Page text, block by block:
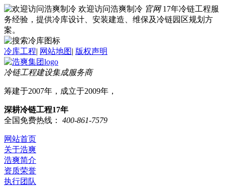
欢迎访问浩爽制冷 官网 17年冷链工程服
务经验，提供冷库设计、安装建造、维保及冷链园区规划方
案。
冷库工程| 网站地图| 版权声明
冷链工程建设集成服务商
筹建于2007年，成立于2009年，
深耕冷链工程17年
全国免费热线：
400-861-7579
网站首页
关于浩爽
浩爽简介
资质荣誉
执行团队